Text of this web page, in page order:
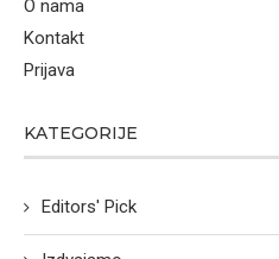
O nama
Kontakt
Prijava
KATEGORIJE
Editors' Pick